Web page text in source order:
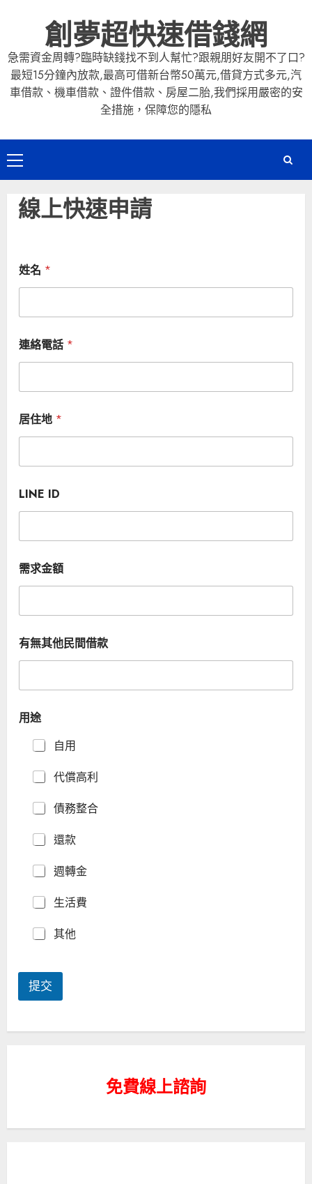
創夢超快速借錢網
急需資金周轉?臨時缺錢找不到人幫忙?跟親朋好友開不了口?
最短15分鐘內放款,最高可借新台幣50萬元,借貸方式多元,汽
車借款、機車借款、證件借款、房屋二胎,我們採用嚴密的安
全措施，保障您的隱私
Primary
Menu
線上快速申請
姓名 *
連絡電話 *
居住地 *
LINE ID
需求金額
有無其他民間借款
用途
自用
代償高利
債務整合
還款
週轉金
生活費
其他
連
絡
電
提交
免費線上諮詢